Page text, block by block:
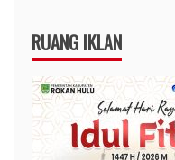
RUANG IKLAN